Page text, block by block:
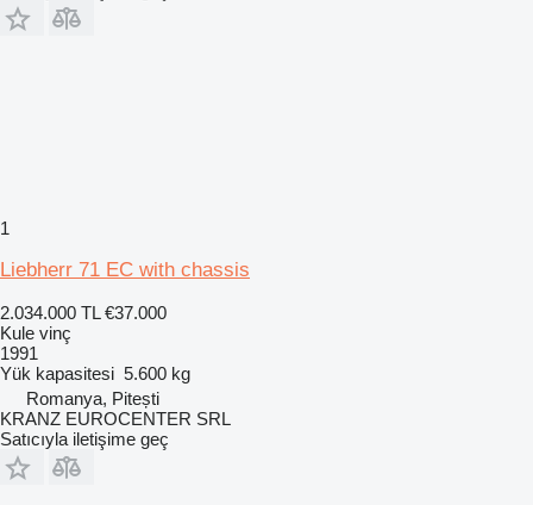
1
Liebherr 71 EC with chassis
2.034.000 TL €37.000
Kule vinç
1991
Yük kapasitesi 5.600 kg
Romanya, Pitești
KRANZ EUROCENTER SRL
Satıcıyla iletişime geç